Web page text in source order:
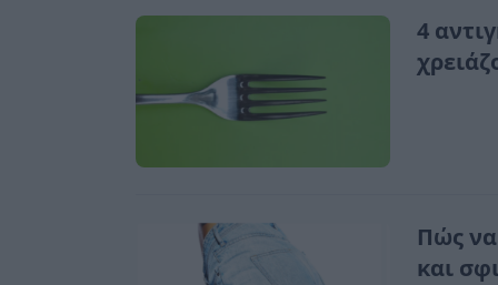
4
Πώς
και